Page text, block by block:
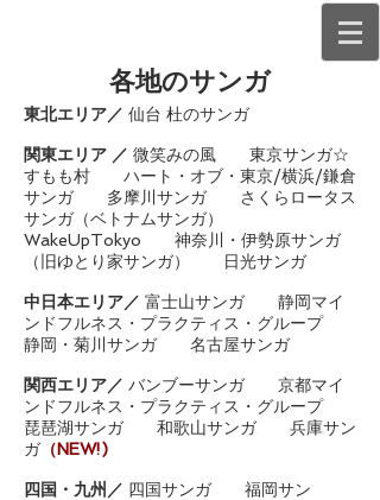
各地のサンガ
東北エリア／ 仙台 杜のサンガ
関東エリア ／ 微笑みの風
東京サンガ☆
すもも村
ハート・オブ・東京/横浜/鎌倉
サンガ
多摩川サンガ さくら ロータス
サンガ（ベトナムサンガ）
WakeUpTokyo
神奈川・伊勢原サンガ
（旧ゆとり家サンガ） 日光サンガ
中日本エリア／ 富士山サンガ 静岡マイ
ンドフルネス・プラクティス・グループ
静岡・菊川サンガ
名古屋サンガ
関西エリア／ バンブーサンガ
京都マイ
ンドフルネス・プラクティス・グループ
琵琶湖サンガ
和歌山サンガ
兵庫サン
ガ（NEW!)
四国・九州／ 四国サンガ
福岡サン